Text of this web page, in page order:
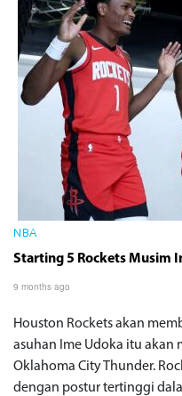
NBA
Starting 5 Rockets Musim
9 months ago
Houston Rockets akan
asuhan Ime Udoka itu akan
Oklahoma City Thunder.
dengan postur tertinggi